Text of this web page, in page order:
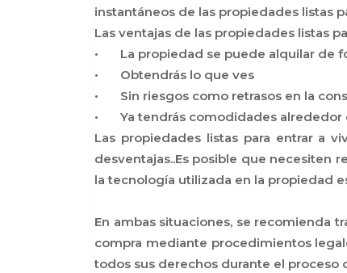
instantáneos de las propiedades listas
Las ventajas de las propiedades listas
•
La propiedad se puede alquilar de
•
Obtendrás lo que ves
•
Sin riesgos como retrasos en la
•
Ya tendrás comodidades alrededor
Las propiedades listas para entrar a
desventajas..Es posible que necesiten
la tecnología utilizada en la propiedad
En ambas situaciones, se recomienda
compra mediante procedimientos
todos sus derechos durante el proceso